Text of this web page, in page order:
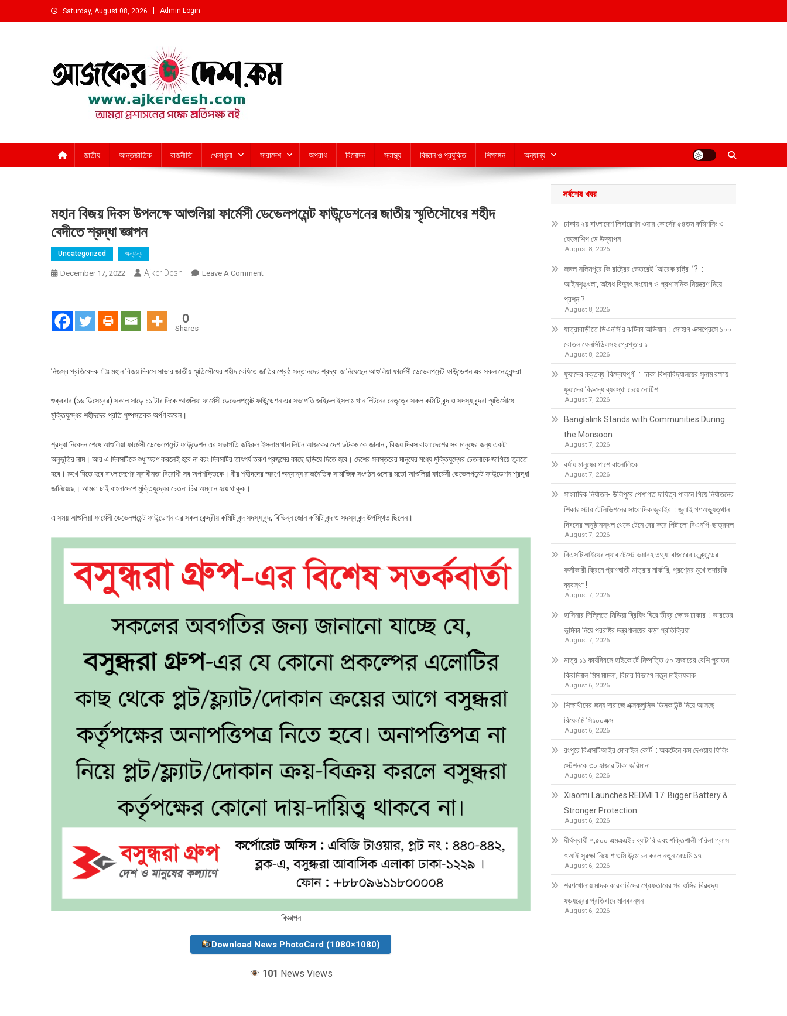
to
Saturday, August 08, 2026 Admin Login
জাতীয় আন্তর্জাতিক রাজনীতি খেলাধুলা সারাদেশ অপরাধ বিনোদন স্বাস্থ্য বিজ্ঞান ও প্রযুক্তি শিক্ষাঙ্গন অন্যান্য
মহান বিজয় দিবস উপলক্ষে আশুলিয়া ফার্মেসী ডেভেলপমেন্ট ফাউন্ডেশনের জাতীয় স্মৃতিসৌধের শহীদ
বেদীতে শ্রদ্ধা জ্ঞাপন
Uncategorized অন্যান্য
December 17, 2022 Ajker Desh Leave A CommentOn
ডেভেলপমেন্ট
স্মৃতিসৌধের
শ্রদ্ধা
জ্ঞাপন
0
Shares
নিজস্ব প্রতিবেদক ঃ মহান বিজয় দিবসে সাভার জাতীয় স্মৃতিসৌধের শহীদ বেধিতে জাতির শ্রেষ্ঠ সন্তানদের শ্রদ্ধা জানিয়েছেন আশুলিয়া ফার্মেসী ডেভেলপমেন্ট ফাউন্ডেশন এর সকল নেতৃবৃন্দরা
শুক্রবার (১৬ ডিসেম্বর) সকাল সাড়ে ১১ টার দিকে আশুলিয়া ফার্মেসী ডেভেলপমেন্ট ফাউন্ডেশন এর সভাপতি জহিরুল ইসলাম খান লিটনের নেতৃত্বে সকল কমিটি বৃন্দ ও সদস্য বৃন্দরা স্মৃতিসৌধে
মুক্তিযুদ্ধের শহীদদের প্রতি পুষ্পস্তবক অর্পণ করেন।
শ্রদ্ধা নিবেদন শেষে আশুলিয়া ফার্মেসী ডেভেলপমেন্ট ফাউন্ডেশন এর সভাপতি জহিরুল ইসলাম খান লিটন আজকের দেশ ডটকম কে জানান , বিজয় দিবস বাংলাদেশের সব মানুষের জন্য একটা
অনুভূ‌তির নাম। আর এ দিবস‌টিকে শুধু স্মরণ করলেই হবে না বরং দিবস‌টির তাৎপর্য তরুণ প্রজন্মের কাছে ছড়িয়ে দিতে হবে। দেশের সবস্তরের মানুষের মধ্যে মু‌ক্তিযুদ্ধের চেতনাকে জা‌গিয়ে তুলতে
হবে। রুখে দিতে হবে বাংলাদেশের স্বাধীনতা বিরোধী সব অপশ‌ক্তিকে। বীর শহীদদের স্মরণে অন্যান্য রাজনৈতিক সামাজিক সংগঠন গুলোর মতো আশুলিয়া ফার্মেসী ডেভেলপমেন্ট ফাউন্ডেশন শ্রদ্ধা
জানিয়েছে। আমরা চাই বাংলাদেশে মুক্তিযুদ্ধের চেতনা চির অম্লান হয়ে থাকুক।
এ সময় আশুলিয়া ফার্মেসী ডেভেলপমেন্ট ফাউন্ডেশন এর সকল কেন্দ্রীয় কমিটি বৃন্দ সদস্য বৃন্দ, বিভিন্ন জোন কমিটি বৃন্দ ও সদস্য বৃন্দ উপস্থিত ছিলেন।
বিজ্ঞাপন
Download News PhotoCard (1080×1080)
101 News Views
সর্বশেষ খবর
ঢাকায় ২য় বাংলাদেশ লিবারেশন ওয়ার কোর্সের ৫৪তম কমিশনিং ও
ফেলোশিপ ডে উদ্‌যাপন
August 8, 2026
জঙ্গল সলিমপুরে কি রাষ্ট্রের ভেতরেই ‘আরেক রাষ্ট্র ’? :
আইনশৃঙ্খলা, অবৈধ বিদ্যুৎ সংযোগ ও প্রশাসনিক নিয়ন্ত্রণ নিয়ে
প্রশ্ন ?
August 8, 2026
যাত্রাবাড়ীতে ডিএনসি’র ঝটিকা অভিযান : সোহাগ এক্সপ্রেসে ১০০
বোতল ফেনসিডিলসহ গ্রেপ্তার ১
August 8, 2026
ফুয়াদের বক্তব্য ‘বিদ্বেষপূর্ণ’ : ঢাকা বিশ্ববিদ্যালয়ের সুনাম রক্ষায়
ফুয়াদের বিরুদ্ধে ব্যবস্থা চেয়ে নোটিশ
August 7, 2026
Banglalink Stands with Communities During
the Monsoon
August 7, 2026
বর্ষায় মানুষের পাশে বাংলালিংক
August 7, 2026
সাংবাদিক নির্যাতন- উলিপুরে পেশাগত দায়িত্ব পালনে গিয়ে নির্যাতনের
শিকার স্টার টেলিভিশনের সাংবাদিক জুবাইর : জুলাই গণঅভ্যুত্থান
দিবসের অনুষ্ঠানস্থল থেকে টেনে বের করে পিটালো বিএনপি-ছাত্রদল
August 7, 2026
বিএসটিআইয়ের ল্যাব টেস্টে ভয়াবহ তথ্য: বাজারের ৮ ব্র্যান্ডের
ফর্সাকারী ক্রিমে প্রাণঘাতী মাত্রার মার্কারি, প্রশ্নের মুখে তদারকি
ব্যবস্থা !
August 7, 2026
হাসিনার দিল্লিতে মিডিয়া ব্রিফিং ঘিরে তীব্র ক্ষোভ ঢাকার : ভারতের
ভূমিকা নিয়ে পররাষ্ট্র মন্ত্রণালয়ের কড়া প্রতিক্রিয়া
August 7, 2026
মাত্র ১১ কার্যদিবসে হাইকোর্টে নিষ্পত্তি ৫০ হাজারের বেশি পুরাতন
ক্রিমিনাল মিস মামলা, বিচার বিভাগে নতুন মাইলফলক
August 6, 2026
শিক্ষার্থীদের জন্য দারাজে এক্সক্লুসিভ ডিসকাউন্ট নিয়ে আসছে
রিয়েলমি সি১০০এক্স
August 6, 2026
রংপুরে বিএসটিআইর মোবাইল কোর্ট : অকটেনে কম দেওয়ায় ফিলিং
স্টেশনকে ৩০ হাজার টাকা জরিমানা
August 6, 2026
Xiaomi Launches REDMI 17: Bigger Battery &
Stronger Protection
August 6, 2026
দীর্ঘস্থায়ী ৭,৫০০ এমএএইচ ব্যাটারি এবং শক্তিশালী গরিলা গ্লাস
৭আই সুরক্ষা নিয়ে শাওমি উন্মোচন করল নতুন রেডমি ১৭
August 6, 2026
শরণখোলায় মাদক কারবারিদের গ্রেফতারের পর ওসির বিরুদ্ধে
ষড়যন্ত্রের প্রতিবাদে মানববন্ধন
August 6, 2026